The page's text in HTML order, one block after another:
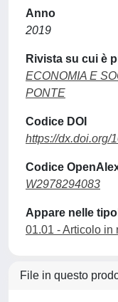
Anno
2019
Rivista su cui è
ECONOMIA E
PONTE
Codice DOI
https://dx.doi.org/
Codice
W2978294083
Appare nelle
01.01 - Articolo in
File in questo